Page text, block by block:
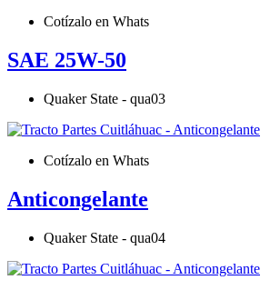
Cotízalo en Whats
SAE 25W-50
Quaker State - qua03
Cotízalo en Whats
Anticongelante
Quaker State - qua04